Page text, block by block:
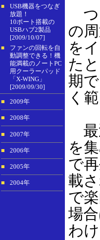
■
USB機器をつなぎ
放題！
10ポート搭載の
USBハブ2製品
[2009/10/07]
■
ファンの回転を自
動調整できる！機
能満載のノートPC
用クーラーパッド
「X-WING」
[2009/09/30]
■ 2009年
■ 2008年
■ 2007年
■ 2006年
■ 2005年
■ 2004年
つ
の
を
た
期
く
最
を
で
載
で
場
わ